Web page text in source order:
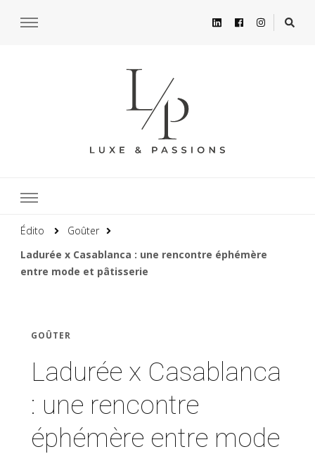
Édito
Goûter
Ladurée x Casablanca : une rencontre éphémère
entre mode et pâtisserie
GOÛTER
Ladurée x Casablanca
: une rencontre
éphémère entre mode